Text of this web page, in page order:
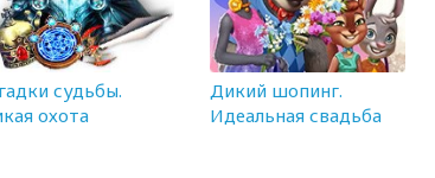
судьбы.
охота
Дикий шопинг.
Идеальная свадьба